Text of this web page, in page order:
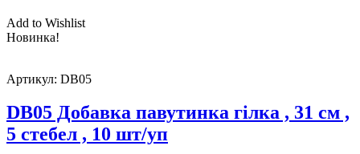
Add to Wishlist
Новинка!
Артикул: DB05
DB05 Добавка павутинка гілка , 31 см ,
5 стебел , 10 шт/уп